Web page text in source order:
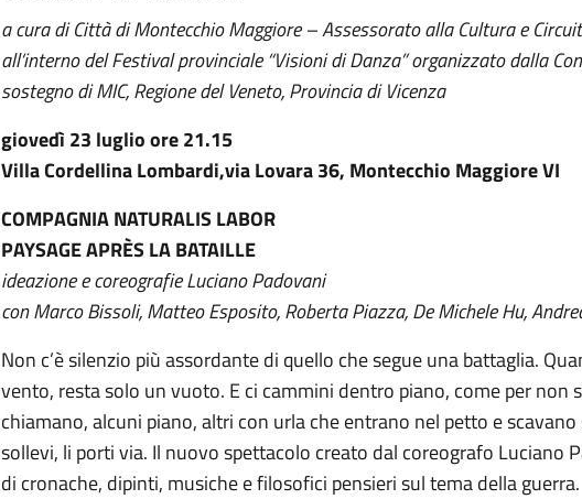
a cura di Città di Montecchio Maggiore – Assessorato alla Cultura e
all’interno del Festival provinciale “Visioni di Danza” organizzato dalla
sostegno di MIC, Regione del Veneto, Provincia di Vicenza
giovedì 23 luglio ore 21.15
Villa Cordellina Lombardi,via Lovara 36, Montecchio Maggiore VI
COMPAGNIA NATURALIS LABOR
PAYSAGE APRÈS LA BATAILLE
ideazione e coreografie Luciano Padovani
con Marco Bissoli, Matteo Esposito, Roberta Piazza, De Michele Hu,
Non c’è silenzio più assordante di quello che segue una battaglia.
vento, resta solo un vuoto. E ci cammini dentro piano, come per non
chiamano, alcuni piano, altri con urla che entrano nel petto e scavano
sollevi, li porti via. Il nuovo spettacolo creato dal coreografo Luciano
di cronache, dipinti, musiche e filosofici pensieri sul tema della guerra.